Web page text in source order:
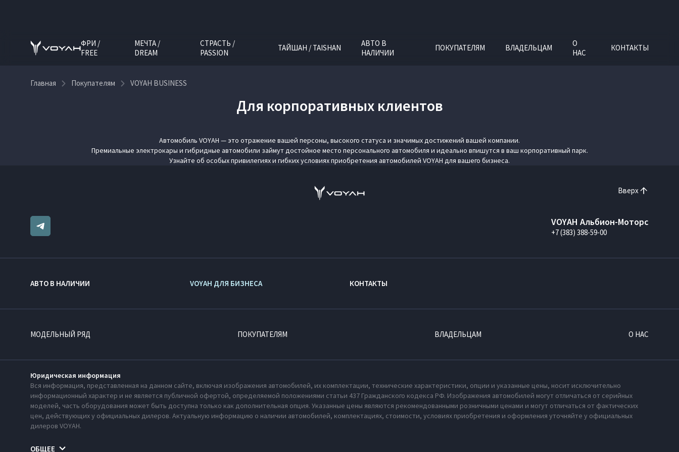
ФРИ /
FREE
МЕЧТА /
DREAM
СТРАСТЬ /
PASSION
ТАЙШАН / TAISHAN
АВТО В
НАЛИЧИИ
ПОКУПАТЕЛЯМ ВЛАДЕЛЬЦАМ
О
НАС
КОНТАКТЫ
Главная Покупателям VOYAH BUSINESS
Для корпоративных клиентов
Автомобиль VOYAH — это отражение вашей персоны, высокого статуса и значимых достижений вашей компании.
Премиальные электрокары и гибридные автомобили займут достойное место персонального автомобиля и идеально впишутся в ваш корпоративный парк.
Узнайте об особых привилегиях и гибких условиях приобретения автомобилей VOYAH для вашего бизнеса.
Вверх
VOYAH Альбион-Моторс
+7 (383) 388-59-00
АВТО В НАЛИЧИИ VOYAH ДЛЯ БИЗНЕСА КОНТАКТЫ
МОДЕЛЬНЫЙ РЯД ПОКУПАТЕЛЯМ ВЛАДЕЛЬЦАМ О НАС
Юридическая информация
Вся информация, представленная на данном сайте, включая изображения автомобилей, их комплектации, технические характеристики, опции и указанные цены, носит исключительно
информационный характер и не является публичной офертой, определяемой положениями статьи 437 Гражданского кодекса РФ. Изображения автомобилей могут отличаться от серийных
моделей, часть оборудования может быть доступна только как дополнительная опция. Указанные цены являются рекомендованными розничными ценами и могут отличаться от фактических
цен, действующих у официальных дилеров. Актуальную информацию о наличии автомобилей, комплектациях, стоимости, условиях приобретения и оформления уточняйте у официальных
дилеров VOYAH.
ОБЩЕЕ